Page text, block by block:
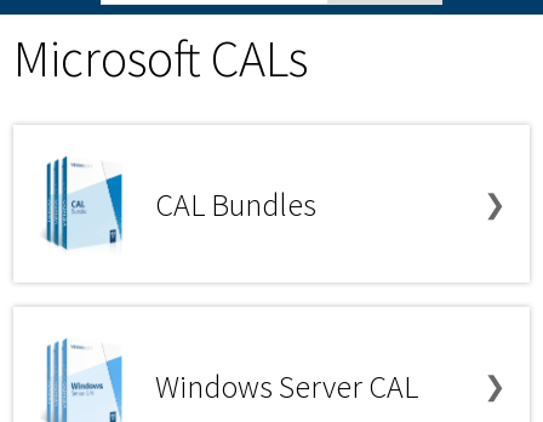
Microsoft CALs
CAL Bundles ❯
Windows Server CAL ❯